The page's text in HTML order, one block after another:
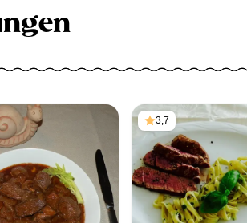
3,7